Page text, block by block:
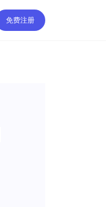
免费注册